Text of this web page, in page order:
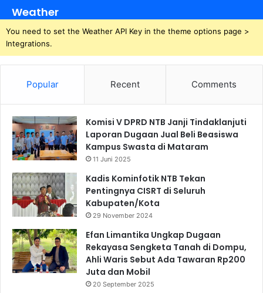
Weather
You need to set the Weather API Key in the theme options page >
Integrations.
Popular Recent Comments
Komisi V DPRD NTB Janji Tindaklanjuti
Laporan Dugaan Jual Beli Beasiswa
Kampus Swasta di Mataram
11 Juni 2025
Kadis Kominfotik NTB Tekan
Pentingnya CISRT di Seluruh
Kabupaten/Kota
29 November 2024
Efan Limantika Ungkap Dugaan
Rekayasa Sengketa Tanah di Dompu,
Ahli Waris Sebut Ada Tawaran Rp200
Juta dan Mobil
20 September 2025